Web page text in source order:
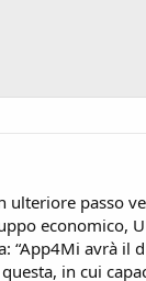
passo
economico,
“App4Mi avrà
in cui